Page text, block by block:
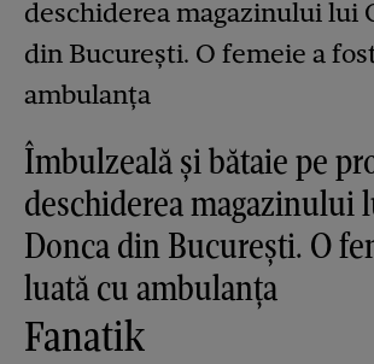
Îmbulzeală și bătaie pe
deschiderea magazinului
Donca din București. O
luată cu ambulanța
Fanatik